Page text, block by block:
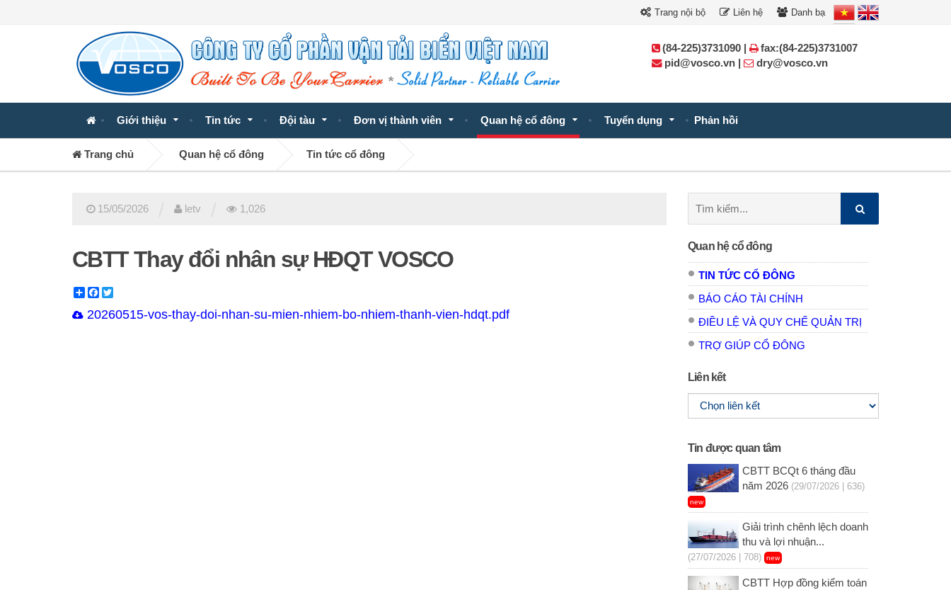
Trang nội bộ Liên hệ Danh bạ
Giới thiệu Tin tức Đội tàu Đơn vị thành viên Quan hệ cổ đông Tuyển dụng Phản hồi
(84-225)3731090 |
fax:(84-225)3731007
pid@vosco.vn |
dry@vosco.vn
Trang chủ Quan hệ cổ đông Tin tức cổ đông
15/05/2026 letv 1,026
CBTT Thay đổi nhân sự HĐQT VOSCO
ShareFacebook
20260515-vos-thay-doi-nhan-su-mien-nhiem-bo-nhiem-thanh-vien-hdqt.pdf
kiếm:
Quan hệ cổ đông
TIN TỨC CỔ ĐÔNG
BÁO CÁO TÀI CHÍNH
ĐIỀU LỆ VÀ QUY CHẾ QUẢN TRỊ
TRỢ GIÚP CỔ ĐÔNG
Liên kết
Tin được quan tâm
CBTT BCQt 6 tháng đầu
năm 2026 (29/07/2026 | 636)
new
Giải trình chênh lệch doanh
thu và lợi nhuận...
(27/07/2026 | 708) new
CBTT Hợp đồng kiểm toán